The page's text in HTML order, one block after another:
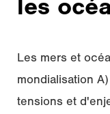
les
Les mers et
mondialisation
tensions et